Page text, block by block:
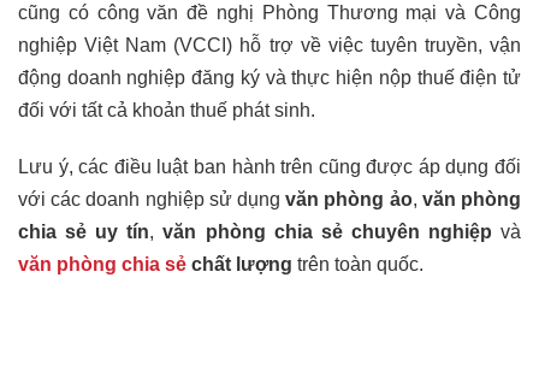
cũng có công văn đề nghị Phòng Thương mại và Công
nghiệp Việt Nam (VCCI) hỗ trợ về việc tuyên truyền, vận
động doanh nghiệp đăng ký và thực hiện nộp thuế điện tử
đối với tất cả khoản thuế phát sinh.
Lưu ý, các điều luật ban hành trên cũng được áp dụng đối
với các doanh nghiệp sử dụngvăn phòng ảo, văn phòng
chia sẻ uy tín,văn phòng chia sẻ chuyên nghiệp và
văn phòng chia sẻ chất lượng trên toàn quốc.